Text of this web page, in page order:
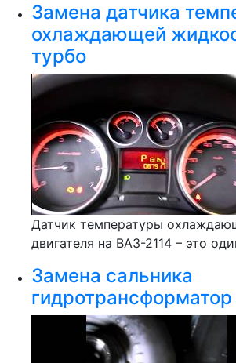
Замена датчика
охлаждающей
турбо
Датчик температуры
двигателя на ВАЗ-2114 – это
Замена сальника